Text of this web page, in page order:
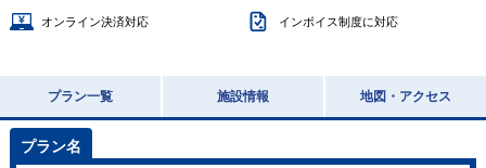
オンライン決済対応 インボイス制度に対応
プラン一覧 施設情報 地図・アクセス